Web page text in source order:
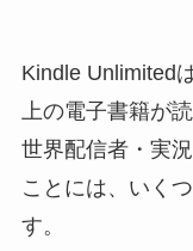
Kindle Unlimited
上の電子書籍が
世界配信者・実
ことには、いく
す。